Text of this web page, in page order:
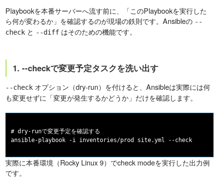
Playbookを本番サーバーへ流す前に、「このPlaybookを実行した
ら何が変わるか」を確認するのが現場の鉄則です。Ansibleの --
check と --diff はそのための機能です。
1. --checkで変更予定タスクを洗い出す
--check オプション（dry-run）を付けると、Ansibleは実際には何
も変更せずに「変更が発生するかどうか」だけを確認します。
# dry-runで変更予定を確認する
実際に本番環境（Rocky Linux 9）でcheck modeを実行した出力例
です。